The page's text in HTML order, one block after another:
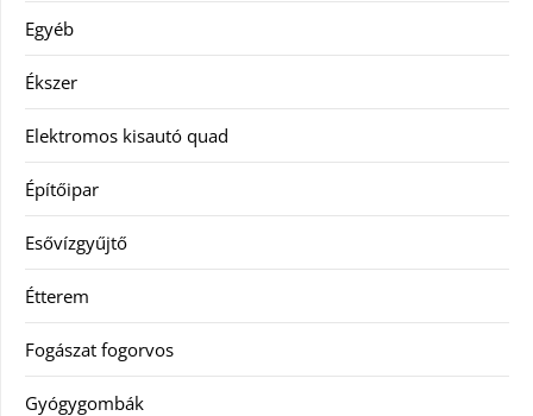
Egyéb
Ékszer
Elektromos kisautó quad
Építőipar
Esővízgyűjtő
Étterem
Fogászat fogorvos
Gyógygombák